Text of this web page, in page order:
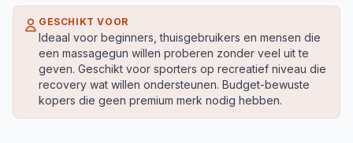
GESCHIKT VOOR
Ideaal voor beginners, thuisgebruikers en mensen die
een massagegun willen proberen zonder veel uit te
geven. Geschikt voor sporters op recreatief niveau die
recovery wat willen ondersteunen. Budget-bewuste
kopers die geen premium merk nodig hebben.